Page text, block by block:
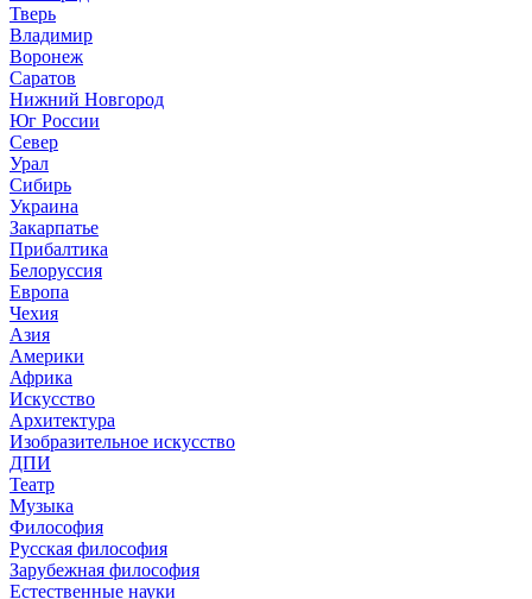
Тверь
Владимир
Воронеж
Саратов
Нижний Новгород
Юг России
Север
Урал
Сибирь
Украина
Закарпатье
Прибалтика
Белоруссия
Европа
Чехия
Азия
Америки
Африка
Искусство
Архитектура
Изобразительное искусство
ДПИ
Театр
Музыка
Философия
Русская философия
Зарубежная философия
Естественные науки